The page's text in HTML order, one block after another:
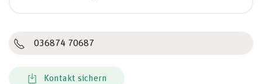
036874 70687
Kontakt sichern